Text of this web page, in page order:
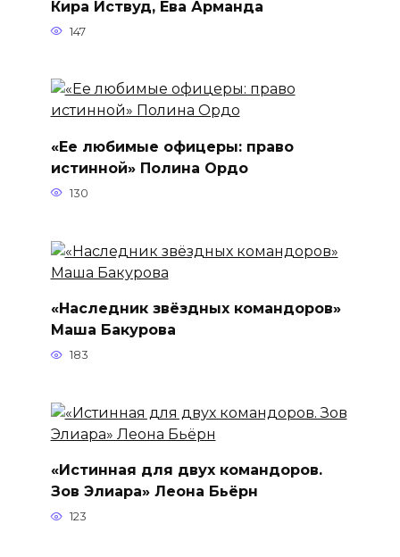
Кира Иствуд, Ева Арманда
147
«Ее любимые офицеры: право
истинной» Полина Ордо
130
«Наследник звёздных командоров»
Маша Бакурова
183
«Истинная для двух командоров.
Зов Элиара» Леона Бьёрн
123